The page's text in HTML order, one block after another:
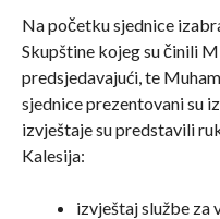
Na početku sjednice
Skupštine kojeg su činili
predsjedavajući, te
sjednice prezentovani su
izvještaje su predstavili
Kalesija:
izvještaj službe za